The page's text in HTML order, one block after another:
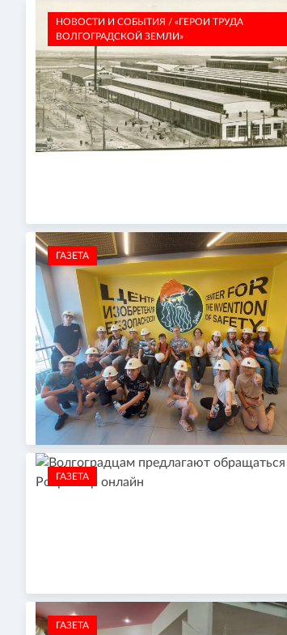
НОВОСТИ И СОБЫТИЯ / «ГЕРОИ ТРУДА
ВОЛГОГРАДСКОЙ ЗЕМЛИ»
ГАЗЕТА
ГАЗЕТА
ГАЗЕТА